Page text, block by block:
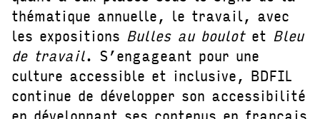
thématique annuelle, le travail, avec
les expositions Bulles au boulot et Bleu
de travail. S’engageant pour une
culture accessible et inclusive, BDFIL
continue de développer son accessibilité